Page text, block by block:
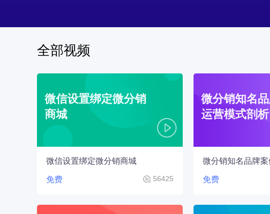
全部视频
微信设置绑定微分销
商城
微信设置绑定微分销商城
免费 56425
微分销知名
运营模式剖析
微分销知名品牌
免费